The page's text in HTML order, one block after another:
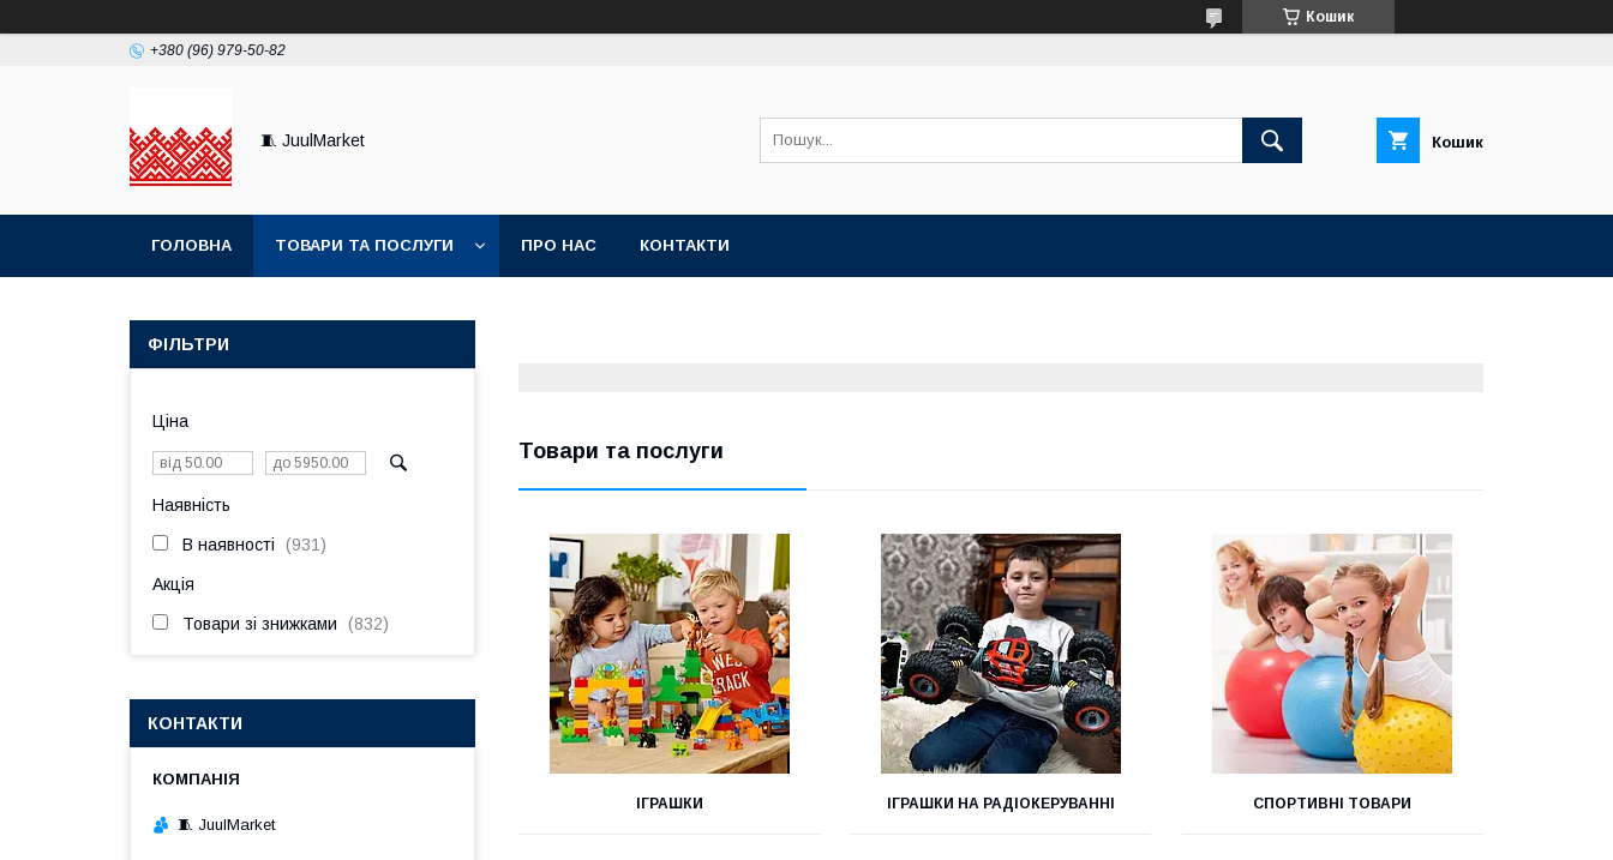
Кошик
+380 (96) 979-50-82
🧵 JuulMarket Кошик
ГОЛОВНА ТОВАРИ ТА ПОСЛУГИ ПРО НАС КОНТАКТИ
Товари та послуги
ІГРАШКИ ІГРАШКИ НА РАДІОКЕРУВАННІ СПОРТИВНІ ТОВАРИ
ФІЛЬТРИ
Ціна
Наявність
В наявності 931
Акція
Товари зі знижками 832
КОНТАКТИ
🧵 JuulMarket